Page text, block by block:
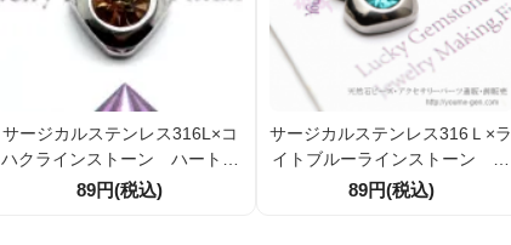
サージカルステンレス316L×コ
ハクラインストーン ハート型
トップチャームパーツ9×8ｍｍ
89円(税込)
サージカルステンレス316Ｌ×ラ
イトブルーラインストーン ハ
ート型トップチャームパーツ9×
89円(税込)